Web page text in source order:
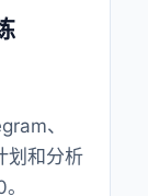
、
划和分析